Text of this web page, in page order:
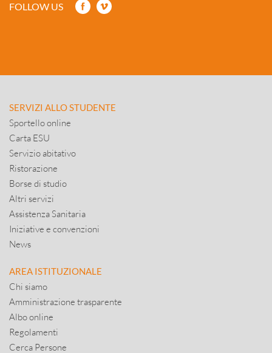
FOLLOW US
SERVIZI ALLO STUDENTE
Sportello online
Carta ESU
Servizio abitativo
Ristorazione
Borse di studio
Altri servizi
Assistenza Sanitaria
Iniziative e convenzioni
News
AREA ISTITUZIONALE
Chi siamo
Amministrazione trasparente
Albo online
Regolamenti
Cerca Persone